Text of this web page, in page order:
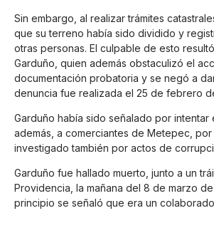
Sin embargo, al realizar trámites
que su terreno había sido dividido y
otras personas. El culpable de esto
Garduño, quien además obstaculizó el
documentación probatoria y se negó a
denuncia fue realizada el 25 de febrero
Garduño había sido señalado por intentar
además, a comerciantes de Metepec,
investigado también por actos de
Garduño fue hallado muerto, junto a un
Providencia, la mañana del 8 de marzo
principio se señaló que era un